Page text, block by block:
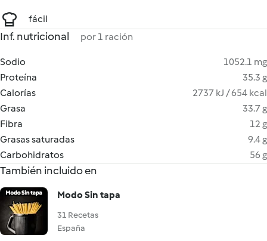
fácil
Inf. nutricional por 1 ración
Sodio
1052.1 mg
Proteína
35.3 g
Calorías
2737 kJ / 654 kcal
Grasa
33.7 g
Fibra
12 g
Grasas saturadas
9.4 g
Carbohidratos
56 g
También incluido en
Modo Sin tapa
31 Recetas
España